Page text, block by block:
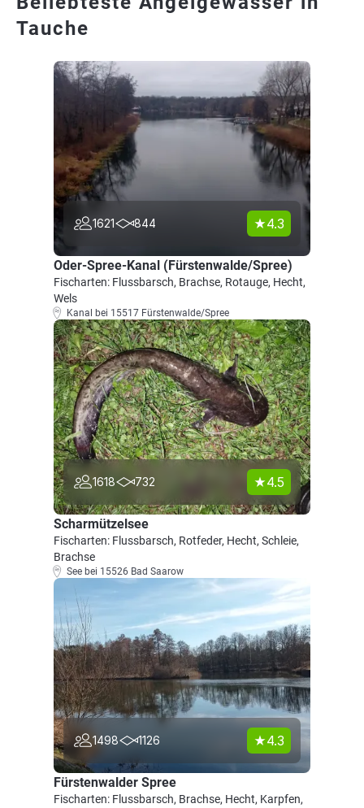
Tauche
1621 844 4.3
Oder-Spree-Kanal (Fürstenwalde/Spree)
Fischarten: Flussbarsch, Brachse, Rotauge, Hecht,
Wels
Kanal bei 15517 Fürstenwalde/Spree
1618 732 4.5
Scharmützelsee
Fischarten: Flussbarsch, Rotfeder, Hecht, Schleie,
Brachse
See bei 15526 Bad Saarow
1498 1126 4.3
Fürstenwalder Spree
Fischarten: Flussbarsch, Brachse, Hecht, Karpfen,